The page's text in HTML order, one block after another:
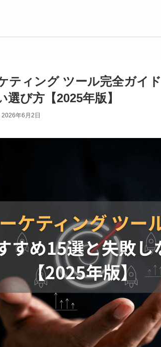
ティング ツール完全ガイ
び方【2025年版】
2026年6月2日